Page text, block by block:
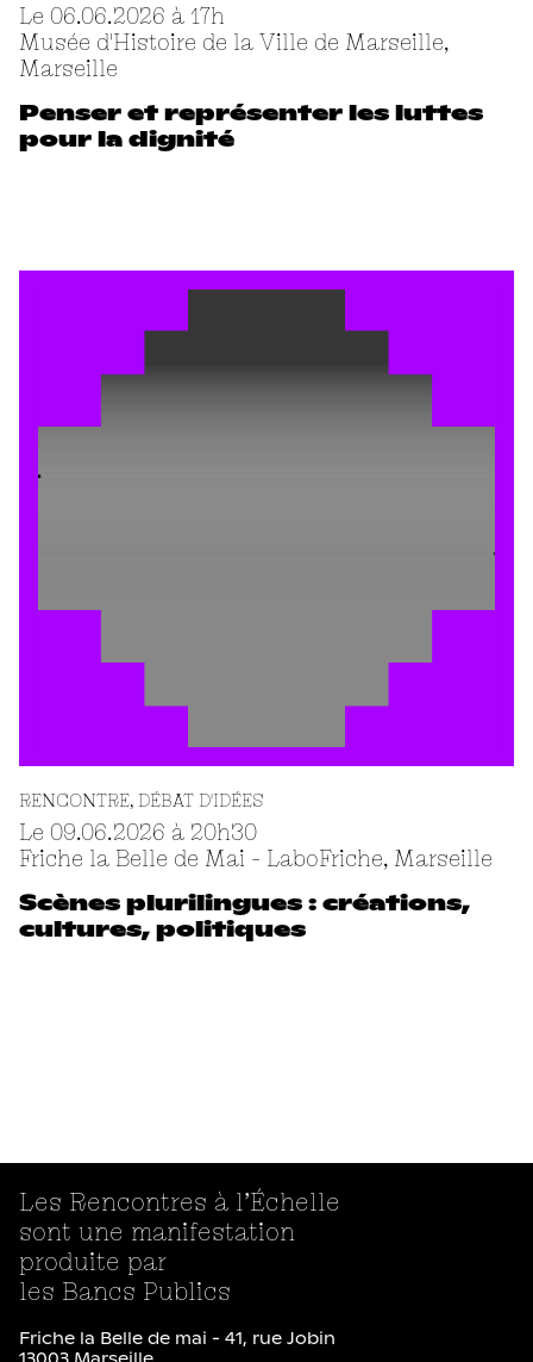
Penser et représenter les luttes
pour la dignité
Le 06.06.2026 à 17h
Musée d'Histoire de la Ville de Marseille,
Marseille
Scènes plurilingues : créations,
cultures, politiques
RENCONTRE DÉBAT D'IDÉES
Le 09.06.2026 à 20h30
Friche la Belle de Mai - LaboFriche, Marseille
Les Rencontres à l’Échelle
sont une manifestation
produite par
les Bancs Publics
Friche la Belle de mai - 41, rue Jobin